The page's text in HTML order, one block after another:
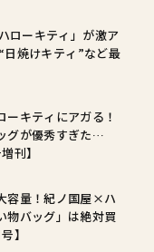
ローキティ」が激ア
焼けキティ”など最
ーキティにアガる！
グが優秀すぎた…
刊】
容量！紀ノ国屋×ハ
物バッグ」は絶対買
】